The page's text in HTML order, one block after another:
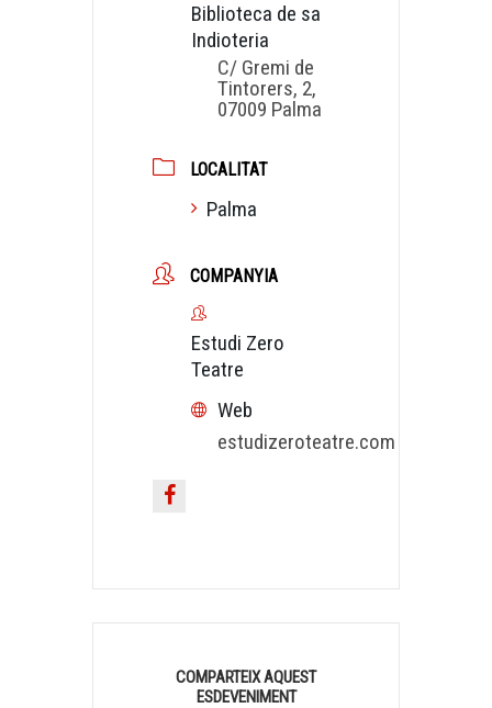
Biblioteca de sa
Indioteria
C/ Gremi de
Tintorers, 2,
07009 Palma
LOCALITAT
Palma
COMPANYIA
Estudi Zero
Teatre
Web
estudizeroteatre.com
COMPARTEIX AQUEST
ESDEVENIMENT